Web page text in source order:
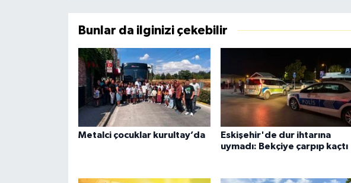
Bunlar da ilginizi çekebilir
Metalci çocuklar kurultay’da
Eskişehir'de dur ihtarına
uymadı: Bekçiye çarpıp kaçtı